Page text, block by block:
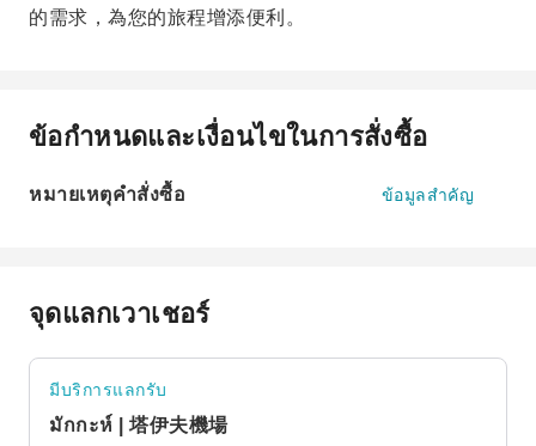
的需求，為您的旅程增添便利。
ข้อกำหนดและเงื่อนไขในการสั่งซื้อ
หมายเหตุคำสั่งซื้อ ข้อมูลสำคัญ
จุดแลกเวาเชอร์
มีบริการแลกรับ
มักกะห์ | 塔伊夫機場